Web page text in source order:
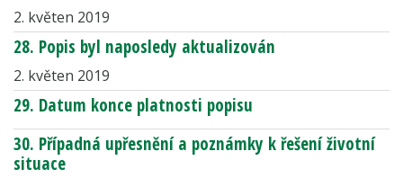
2. květen 2019
28. Popis byl naposledy aktualizován
2. květen 2019
29. Datum konce platnosti popisu
30. Případná upřesnění a poznámky k řešení životní
situace